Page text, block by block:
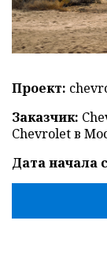
Проект:
Заказчик:
Chevrolet в
Дата начала